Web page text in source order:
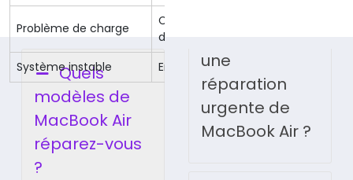
Quels
modèles de
MacBook Air
réparez-vous
?
une
réparation
urgente de
MacBook Air ?